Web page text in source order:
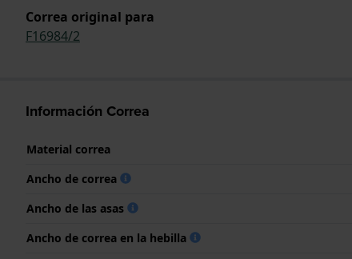
Correa original para
F16984/2
Información Correa
Material correa
Ancho de correa
Ancho de las asas
Ancho de correa en la hebilla